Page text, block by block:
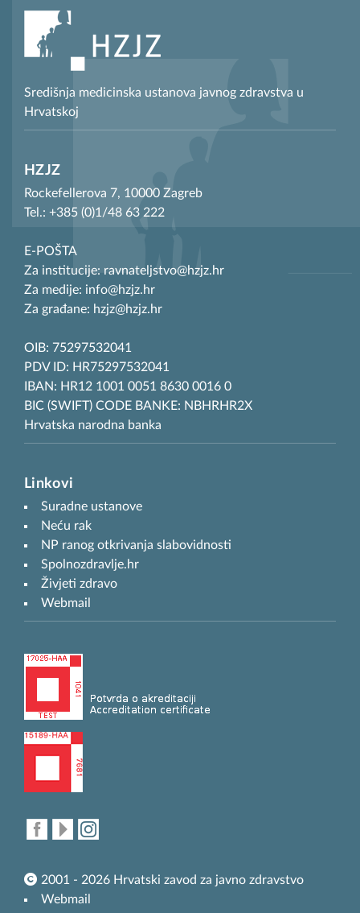
Središnja medicinska ustanova javnog zdravstva u
Hrvatskoj
HZJZ
Rockefellerova 7, 10000 Zagreb
Tel.: +385 (0)1/48 63 222
E-POŠTA
Za institucije: ravnateljstvo@hzjz.hr
Za medije: info@hzjz.hr
Za građane: hzjz@hzjz.hr
OIB: 75297532041
PDV ID: HR75297532041
IBAN: HR12 1001 0051 8630 0016 0
BIC (SWIFT) CODE BANKE: NBHRHR2X
Hrvatska narodna banka
Linkovi
Suradne ustanove
Neću rak
NP ranog otkrivanja slabovidnosti
Spolnozdravlje.hr
Živjeti zdravo
Webmail
2001 - 2026 Hrvatski zavod za javno zdravstvo
Webmail